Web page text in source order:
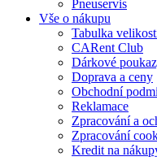
Pneuservis
Vše o nákupu
Tabulka
CARent Club
Dárkové
Doprava a ceny
Obchodní
Reklamace
Zpracování a
Zpracování
Kredit na